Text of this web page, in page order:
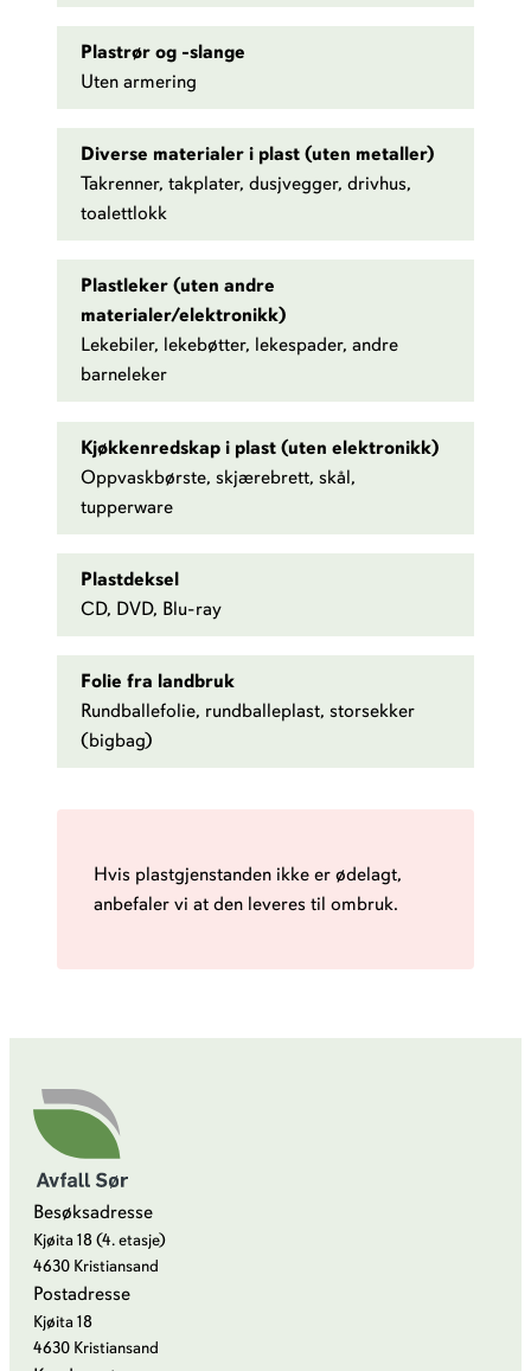
Plastrør og -slange
Uten armering
Diverse materialer i plast (uten metaller)
Takrenner, takplater, dusjvegger, drivhus,
toalettlokk
Plastleker (uten andre
materialer/elektronikk)
Lekebiler, lekebøtter, lekespader, andre
barneleker
Kjøkkenredskap i plast (uten elektronikk)
Oppvaskbørste, skjærebrett, skål,
tupperware
Plastdeksel
CD, DVD, Blu-ray
Folie fra landbruk
Rundballefolie, rundballeplast, storsekker
(bigbag)
Hvis plastgjenstanden ikke er ødelagt,
anbefaler vi at den leveres til ombruk.
Besøksadresse
Kjøita 18 (4. etasje)
4630 Kristiansand
Postadresse
Kjøita 18
4630 Kristiansand